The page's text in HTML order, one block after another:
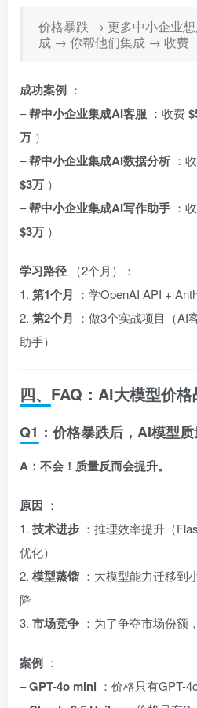
价格暴跌 → 更多中小企业
成 → 你帮他们集成 → 收费
成功案例 ：
–帮中小企业集成AI客服 ：收费
万 ）
–帮中小企业集成AI数据分析 ：
$3万 ）
–帮中小企业集成AI写作助手 ：
$3万 ）
学习路径 （2个月）：
1. 第1个月 ：学OpenAI API +
2. 第2个月 ：做3个实战项目（AI
助手）
四、FAQ：AI大模型价
Q1：价格暴跌后，AI模型质
A：不会！质量反而会提升。
原因 ：
1. 技术进步 ：推理效率提升（
优化）
2. 模型蒸馏 ：大模型能力迁移到
降
3. 市场竞争 ：为了争夺市场份额
案例 ：
–GPT-4o mini ：价格只有GPT-